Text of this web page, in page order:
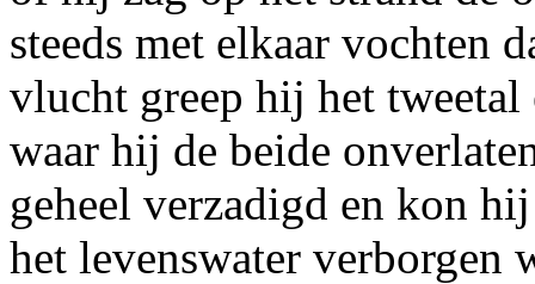
steeds met elkaar vochten
vlucht greep hij het tweetal
waar hij de beide
geheel verzadigd en kon
het levenswater verborgen